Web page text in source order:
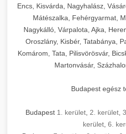
Encs, Kisvárda, Nagyhalász,
Mátészalka, Fehérgyarmat,
Nagykálló, Várpalota, Ajka,
Oroszlány, Kisbér, Tatabánya,
Komárom, Tata, Pilisvörösvár,
Martonvásár,
Budapest egész
Budapest 1. kerület 2. kerület
kerület 6.